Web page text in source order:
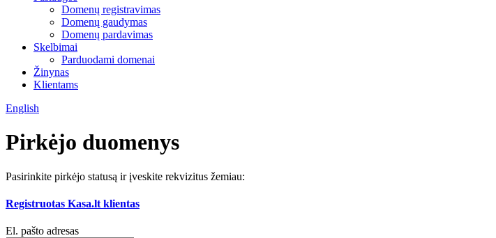
Domenų registravimas
Domenų gaudymas
Domenų pardavimas
Skelbimai
Parduodami domenai
Žinynas
Klientams
English
Pirkėjo duomenys
Pasirinkite pirkėjo statusą ir įveskite rekvizitus žemiau:
Registruotas Kasa.lt klientas
El. pašto adresas